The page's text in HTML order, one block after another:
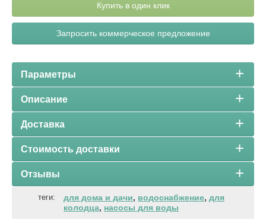
Купить в один клик
Запросить коммерческое предложение
Параметры
Описание
Доставка
Стоимость доставки
Отзывы
теги: для дома и дачи, водоснабжение, для
колодца, насосы для воды